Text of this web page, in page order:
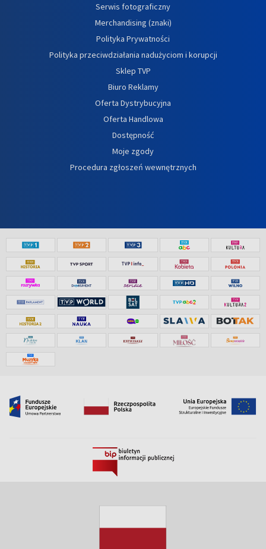
Serwis fotograficzny
Merchandising (znaki)
Polityka Prywatności
Polityka przeciwdziałania nadużyciom i korupcji
Sklep TVP
Biuro Reklamy
Oferta Dystrybucyjna
Oferta Handlowa
Dostępność
Moje zgody
Procedura zgłoszeń wewnętrznych